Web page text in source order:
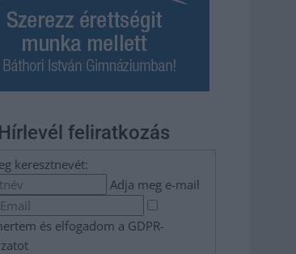
Hírlevél feliratkozás
keresztnevét:
Adja meg e-mail
és elfogadom a GDPR-
ot